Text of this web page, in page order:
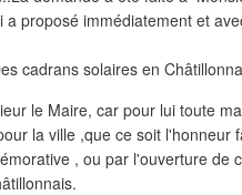
proposé immédiatement et
le Maire, car pour lui toute
la ville ,que ce soit l'honneur
, ou par l'ouverture de